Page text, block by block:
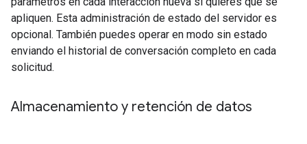
apliquen. Esta administración de estado del servidor es
opcional. También puedes operar en modo sin estado
enviando el historial de conversación completo en cada
solicitud.
Almacenamiento y retención de datos